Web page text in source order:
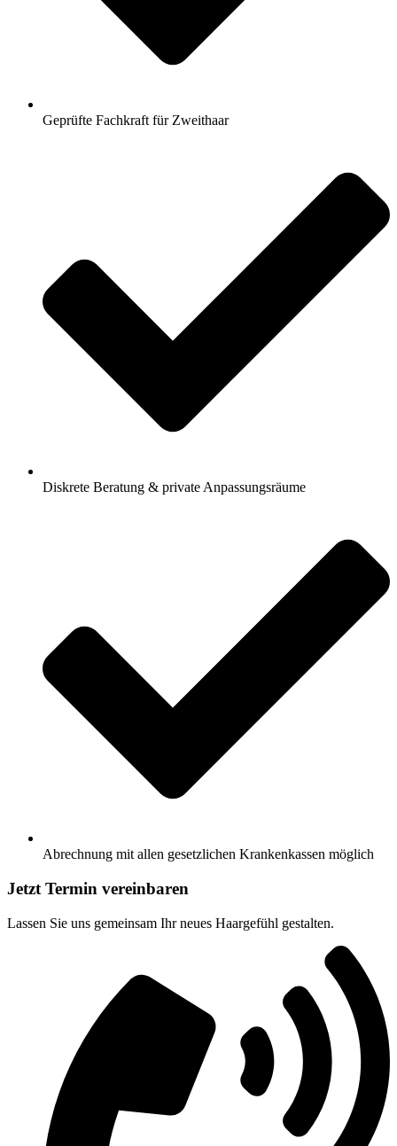
Geprüfte Fachkraft für Zweithaar
Diskrete Beratung & private Anpassungsräume
Abrechnung mit allen gesetzlichen Krankenkassen möglich
Jetzt Termin vereinbaren
Lassen Sie uns gemeinsam Ihr neues Haargefühl gestalten.